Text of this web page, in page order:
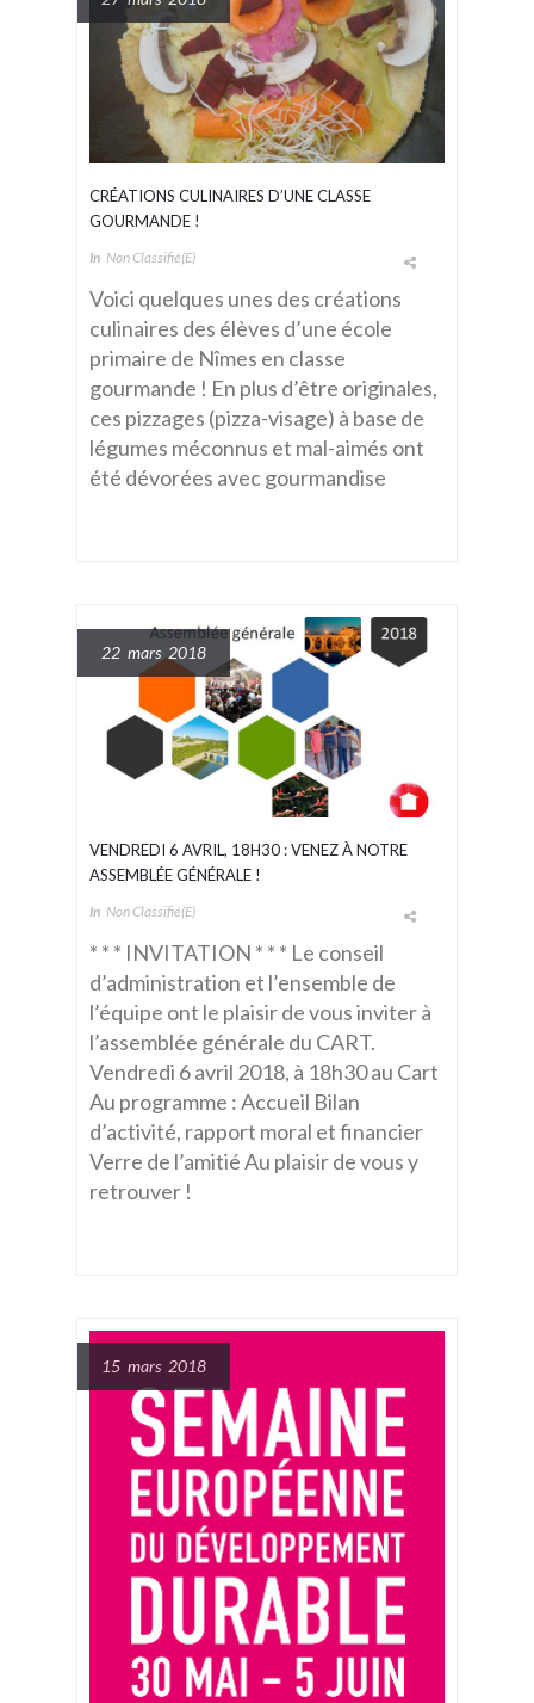
CRÉATIONS CULINAIRES D’UNE CLASSE
GOURMANDE !
In Non Classifié(e)
Voici quelques unes des créations
culinaires des élèves d’une école
primaire de Nîmes en classe
gourmande ! En plus d’être originales,
ces pizzages (pizza-visage) à base de
légumes méconnus et mal-aimés ont
été dévorées avec gourmandise
22 mars 2018
VENDREDI 6 AVRIL, 18H30 : VENEZ À NOTRE
ASSEMBLÉE GÉNÉRALE !
In Non Classifié(e)
* * * INVITATION * * * Le conseil
d’administration et l’ensemble de
l’équipe ont le plaisir de vous inviter à
l’assemblée générale du CART.
Vendredi 6 avril 2018, à 18h30 au Cart
Au programme : Accueil Bilan
d’activité, rapport moral et financier
Verre de l’amitié Au plaisir de vous y
retrouver !
15 mars 2018